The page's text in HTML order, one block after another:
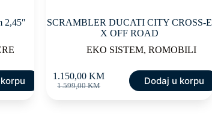
2,45″
SCRAMBLER DUCATI CITY CROSS-E
X OFF ROAD
EKO SISTEM, ROMOBILI
1.599,00KM
Original
1.150,00KM
Current
Dodaj u korpu